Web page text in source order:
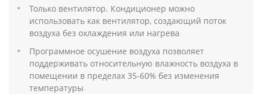
Только вентилятор. Кондиционер можно
использовать как вентилятор, создающий поток
воздуха без охлаждения или нагрева
Программное осушение воздуха позволяет
поддерживать относительную влажность воздуха в
помещении в пределах 35-60% без изменения
температуры